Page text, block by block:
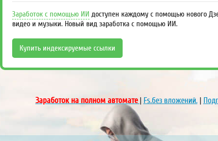
Заработок с помощью ИИ доступен каждому с помощью нового
видео и музыки. Новый вид заработка с помощью ИИ.
Купить индексируемые ссылки
Заработок на полном автомате| Fs.без вложений.|